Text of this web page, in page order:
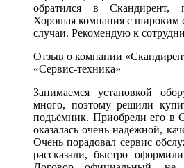
обратился в Скандирент,
Хорошая компания с широким
случаи. Рекомендую к
Отзыв о компании
«Сервис-техника»
Занимаемся установкой
много, поэтому решили
подъёмник. Приобрели его в
оказалась очень надёжной,
Очень порадовал сервис
рассказали, быстро